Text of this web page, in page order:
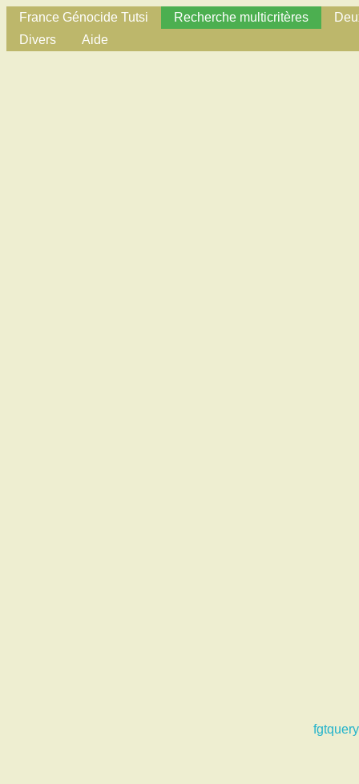
France Génocide Tutsi Recherche multicritères
Divers
Aide